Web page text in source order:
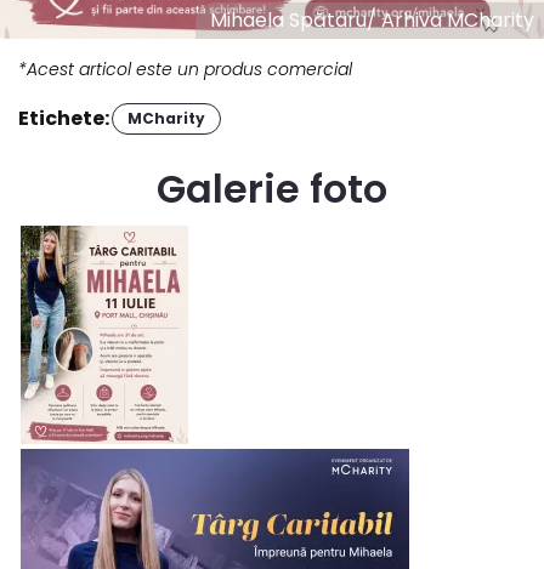
Mihaela Spătaru/ Arhiva MCharity
*Acest articol este un produs comercial
Etichete: MCharity
Galerie foto